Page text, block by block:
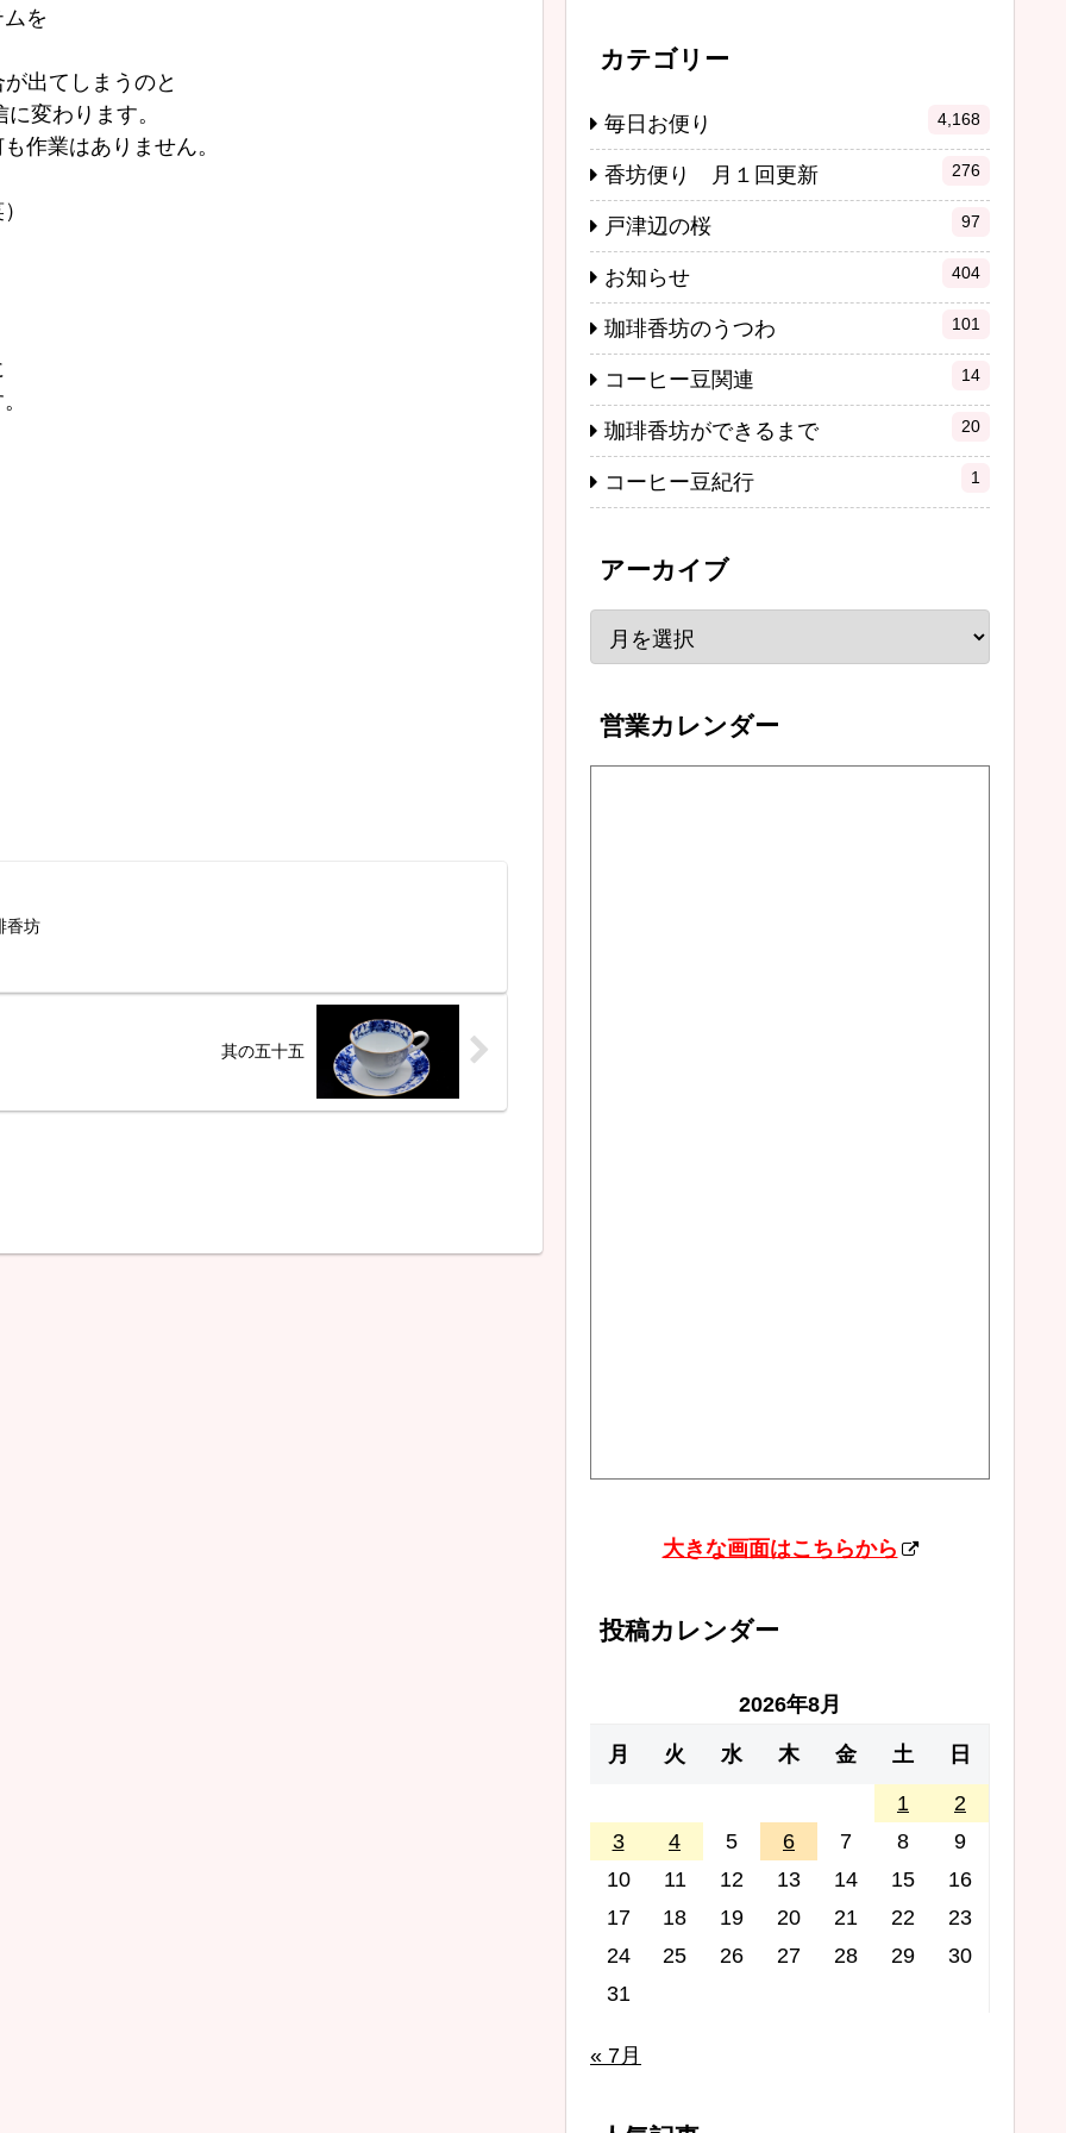
を
出てしまうのと
変わります。
作業はありません。
香坊
其の五十五
カテゴリー
毎日お便り 4,168
香坊便り 月１回更新 276
戸津辺の桜 97
お知らせ 404
珈琲香坊のうつわ 101
コーヒー豆関連 14
珈琲香坊ができるまで 20
コーヒー豆紀行 1
アーカイブ
営業カレンダー
大きな画面はこちらから
投稿カレンダー
2026年8月
月 火 水 木 金 土 日
1
2
3
4 5 6 7 8
9
10
11 12 13 14 15
16
17
18 19 20 21 22
23
24
25 26 27 28 29
30
31
« 7月